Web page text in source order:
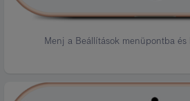
Menj a Beállítások menüpontba
leírása: